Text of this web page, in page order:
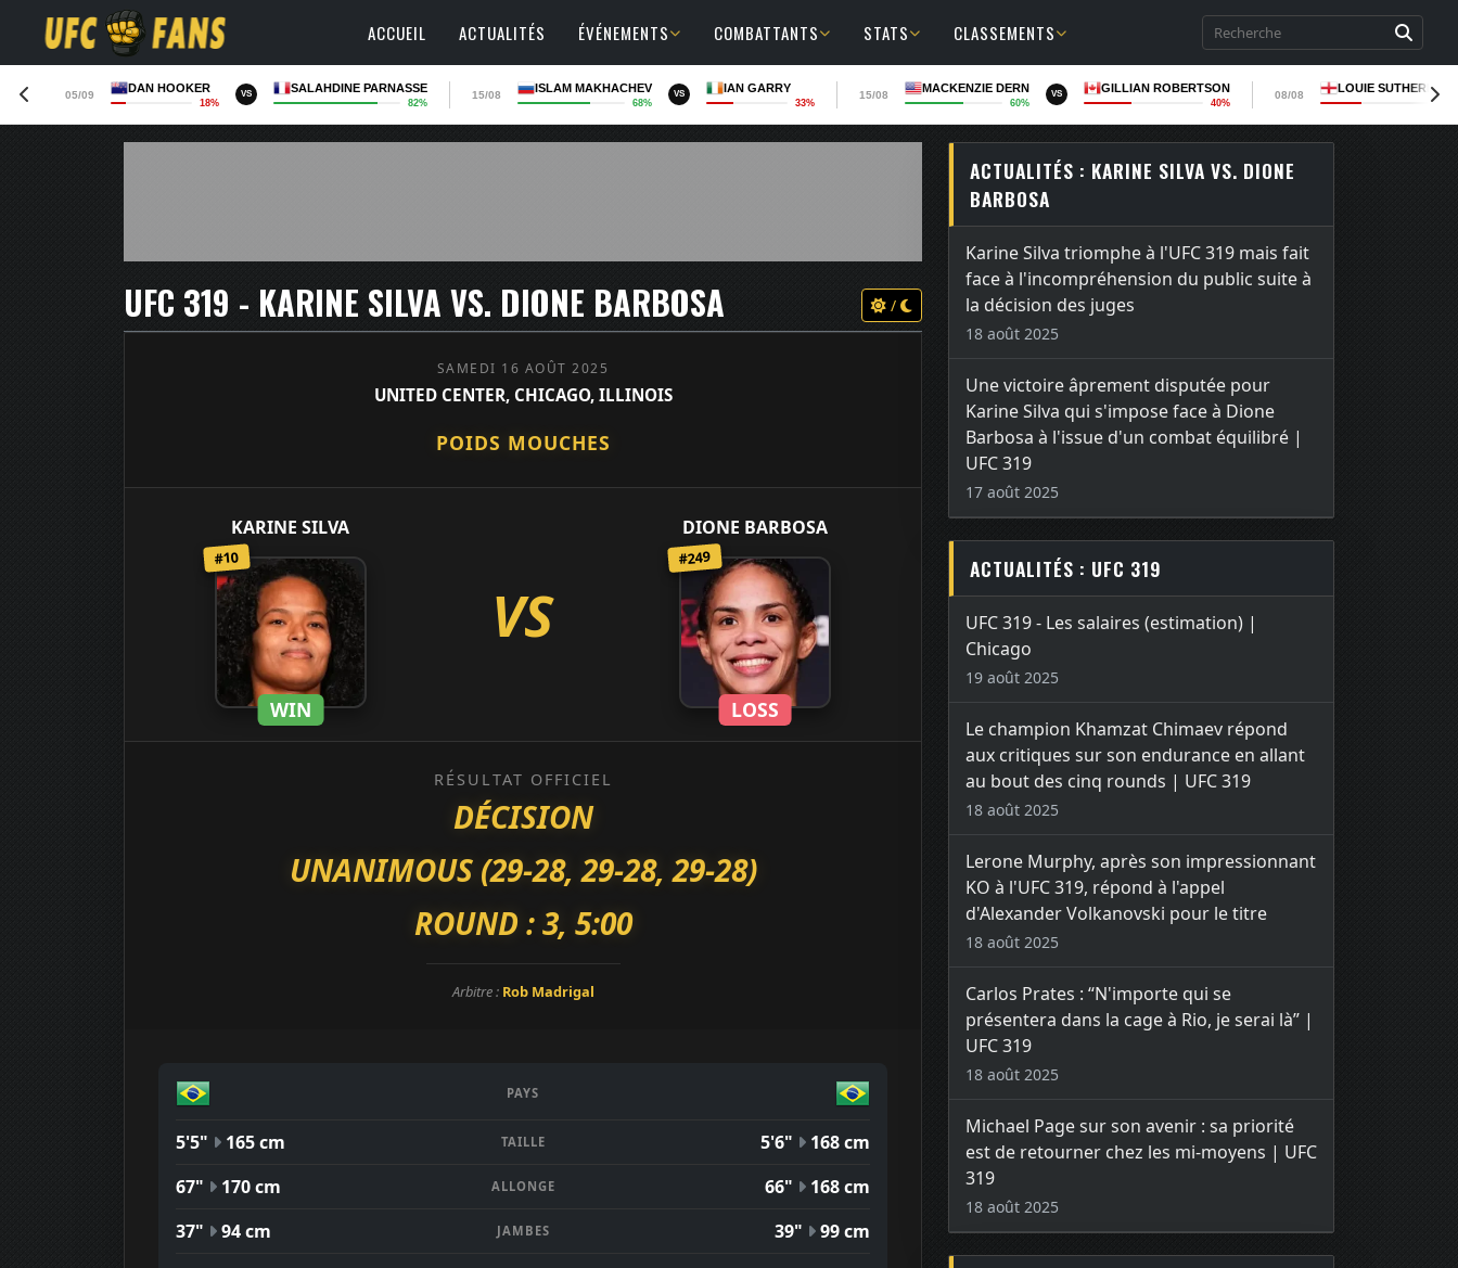
ACCUEIL ACTUALITÉS ÉVÉNEMENTS COMBATTANTS STATS CLASSEMENTS
05/09
DAN HOOKER
18%
VS SALAHDINE PARNASSE
82%
15/08
ISLAM MAKHACHEV
68%
VS IAN GARRY
33%
15/08
MACKENZIE DERN
60%
VS GILLIAN ROBERTSON
40%
08/08
LOUIE
UFC 319 - KARINE SILVA VS. DIONE BARBOSA /
SAMEDI 16 AOÛT 2025
UNITED CENTER, CHICAGO, ILLINOIS
POIDS MOUCHES
KARINE SILVA
#10
WIN
VS
DIONE BARBOSA
#249
LOSS
RÉSULTAT OFFICIEL
DÉCISION
UNANIMOUS (29-28, 29-28, 29-28)
ROUND : 3, 5:00
Arbitre : Rob Madrigal
PAYS
5'5" 165 cm TAILLE 5'6"
168 cm
67"
170 cm ALLONGE 66"
168 cm
37"
94 cm JAMBES 39" 99 cm
ACTUALITÉS : KARINE SILVA VS. DIONE
BARBOSA
Karine Silva triomphe à l'UFC 319 mais fait
face à l'incompréhension du public suite à
la décision des juges
18 août 2025
Une victoire âprement disputée pour
Karine Silva qui s'impose face à Dione
Barbosa à l'issue d'un combat équilibré |
UFC 319
17 août 2025
ACTUALITÉS : UFC 319
UFC 319 - Les salaires (estimation) |
Chicago
19 août 2025
Le champion Khamzat Chimaev répond
aux critiques sur son endurance en allant
au bout des cinq rounds | UFC 319
18 août 2025
Lerone Murphy, après son impressionnant
KO à l'UFC 319, répond à l'appel
d'Alexander Volkanovski pour le titre
18 août 2025
Carlos Prates : “N'importe qui se
présentera dans la cage à Rio, je serai là” |
UFC 319
18 août 2025
Michael Page sur son avenir : sa priorité
est de retourner chez les mi-moyens | UFC
319
18 août 2025